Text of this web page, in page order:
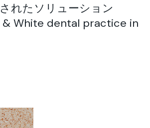
れたソリューション
& White dental practice in